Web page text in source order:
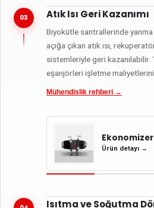
03 Atık Isı Geri Kazanımı
Biyokütle santrallerinde
açığa çıkan atık ısı,
sistemleriyle geri kazanılabilir.
eşanjörleri işletme
Mühendislik rehberi →
Ekonomizer
Ürün detayı →
Isıtma ve Soğutma